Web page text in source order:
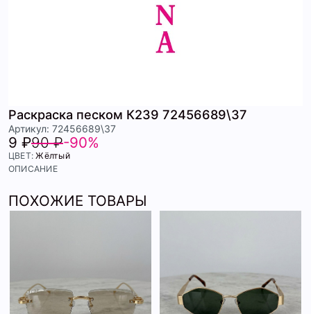
Раскраска песком К239 72456689\37
Артикул: 72456689\37
9 ₽90 ₽-90%
ЦВЕТ:Жёлтый
ОПИСАНИЕ
ПОХОЖИЕ ТОВАРЫ